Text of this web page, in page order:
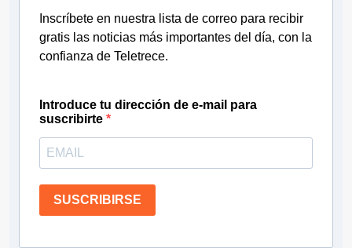
Inscríbete en nuestra lista de correo para recibir
gratis las noticias más importantes del día, con la
confianza de Teletrece.
Introduce tu dirección de e-mail para
suscribirte
SUSCRIBIRSE